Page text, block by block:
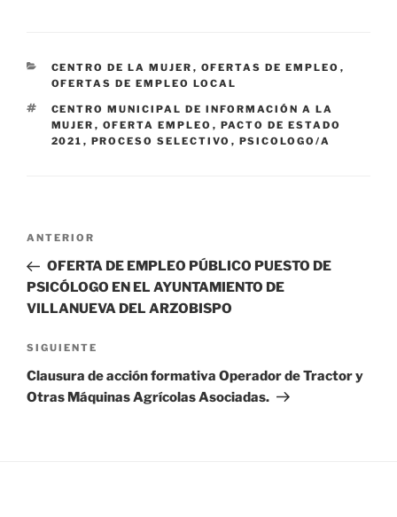
CATEGORÍAS
CENTRO DE LA MUJER , OFERTAS DE EMPLEO ,
OFERTAS DE EMPLEO LOCAL
ETIQUETAS
CENTRO MUNICIPAL DE INFORMACIÓN A LA
MUJER , OFERTA EMPLEO , PACTO DE ESTADO
2021 , PROCESO SELECTIVO , PSICOLOGO/A
Navegación
entradas
Entrada
anterior:
ANTERIOR
OFERTA DE EMPLEO PÚBLICO PUESTO DE
PSICÓLOGO EN EL AYUNTAMIENTO DE
VILLANUEVA DEL ARZOBISPO
Siguiente
entrada
SIGUIENTE
Clausura de acción formativa Operador de Tractor y
Otras Máquinas Agrícolas Asociadas.